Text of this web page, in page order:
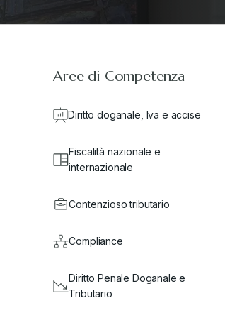
Aree di Competenza
Diritto doganale, Iva e accise
Fiscalità nazionale e
internazionale
Contenzioso tributario
Compliance
Diritto Penale Doganale e
Tributario